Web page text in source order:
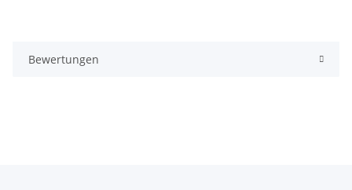
Bewertungen